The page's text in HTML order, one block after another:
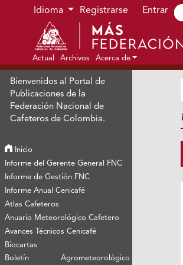
Ir al menú de navegación principal
Ir al contenido principal
Ir al pie de página del sitio
Idioma Registrarse Entrar
Actual Archivos Acerca de
Bienvenidos al Portal de
Publicaciones de la
Federación Nacional de
Cafeteros de Colombia.
Inicio
Informe del Gerente General FNC
Informe de Gestión FNC
Informe Anual Cenicafé
Atlas Cafeteros
Anuario Meteorológico Cafetero
Avances Técnicos Cenicafé
Biocartas
Boletín Agrometeorológico